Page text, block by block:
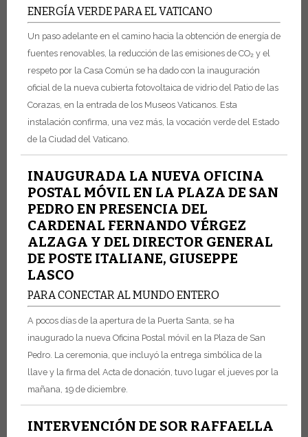
ENERGÍA VERDE PARA EL VATICANO
Un paso adelante en el camino hacia la obtención de energía de
fuentes renovables, la reducción de las emisiones de CO₂ y el
respeto por la Casa Común se ha dado con la inauguración
oficial de la nueva cubierta fotovoltaica de vidrio del Patio de las
Corazas, en la entrada de los Museos Vaticanos. Esta
instalación confirma, una vez más, la vocación verde del Estado
de la Ciudad del Vaticano.
INAUGURADA LA NUEVA OFICINA
POSTAL MÓVIL EN LA PLAZA DE SAN
PEDRO EN PRESENCIA DEL
CARDENAL FERNANDO VÉRGEZ
ALZAGA Y DEL DIRECTOR GENERAL
DE POSTE ITALIANE, GIUSEPPE
LASCO
PARA CONECTAR AL MUNDO ENTERO
A pocos días de la apertura de la Puerta Santa, se ha
inaugurado la nueva Oficina Postal móvil en la Plaza de San
Pedro. La ceremonia, que incluyó la entrega simbólica de la
llave y la firma del Acta de donación, tuvo lugar el jueves por la
mañana, 19 de diciembre.
INTERVENCIÓN DE SOR RAFFAELLA